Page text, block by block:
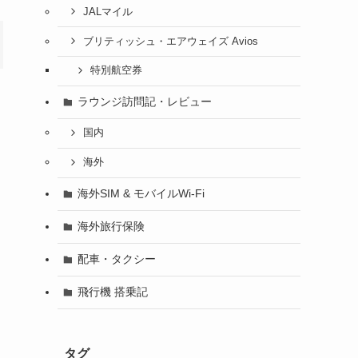
JALマイル
ブリティッシュ・エアウェイズ Avios
特別航空券
ラウンジ訪問記・レビュー
国内
海外
海外SIM & モバイルWi-Fi
海外旅行保険
配車・タクシー
飛行機 搭乗記
タグ